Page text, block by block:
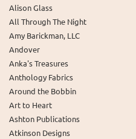
Alison Glass
All Through The Night
Amy Barickman, LLC
Andover
Anka's Treasures
Anthology Fabrics
Around the Bobbin
Art to Heart
Ashton Publications
Atkinson Designs